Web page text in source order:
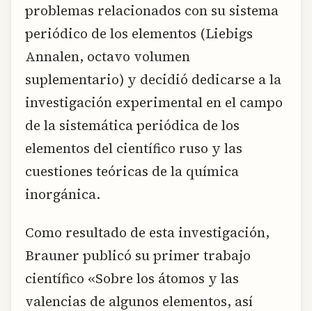
problemas relacionados con su sistema
periódico de los elementos (Liebigs
Annalen, octavo volumen
suplementario) y decidió dedicarse a la
investigación experimental en el campo
de la sistemática periódica de los
elementos del científico ruso y las
cuestiones teóricas de la química
inorgánica.
Como resultado de esta investigación,
Brauner publicó su primer trabajo
científico «Sobre los átomos y las
valencias de algunos elementos, así